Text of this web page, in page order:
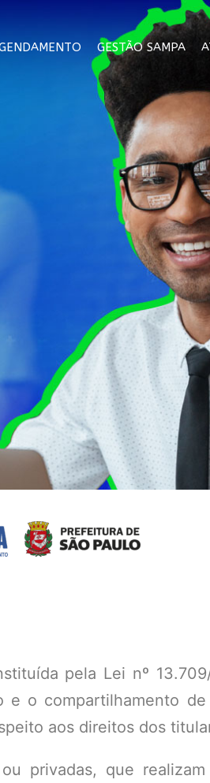
GESTÃO SAMPA
pela Lei nº
o compartilhamento
aos direitos dos
privadas, que